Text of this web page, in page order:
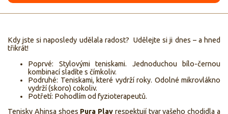
Kdy jste si naposledy udělala radost? Udělejte si ji dnes – a hned
třikrát!
Poprvé: Stylovými teniskami. Jednoduchou bílo-černou
kombinací sladíte s čímkoliv.
Podruhé: Teniskami, které vydrží roky. Odolné mikrovlákno
vydrží (skoro) cokoliv.
Potřetí: Pohodlím od fyzioterapeutů.
Tenisky Ahinsa shoes Pura Play respektují tvar vašeho chodidla a